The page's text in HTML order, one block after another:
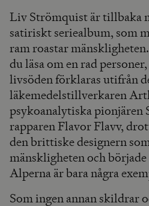
Liv Strömquist är tillbaka
satiriskt seriealbum, som
ram roastar
du läsa om en rad
livsöden förklaras utifrån
läkemedelstillverkaren
psykoanalytiska pionjären
rapparen Flavor Flavv,
den brittiske designern
mänskligheten och började
Alperna är bara några
Som ingen annan skildrar